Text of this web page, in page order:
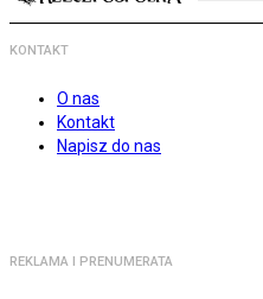
KONTAKT
O nas
Kontakt
Napisz do nas
REKLAMA I PRENUMERATA